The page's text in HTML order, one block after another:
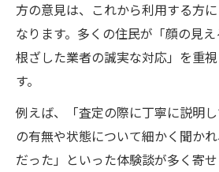
方の意見は、これから利用する方
なります。多くの住民が「顔の見
根ざした業者の誠実な対応」を重
す。
例えば、「査定の際に丁寧に説明
の有無や状態について細かく聞か
だった」といった体験談が多く寄